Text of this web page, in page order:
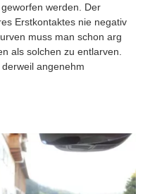
werden. Der
Erstkontaktes nie negativ
muss man schon arg
als solchen zu entlarven.
angenehm